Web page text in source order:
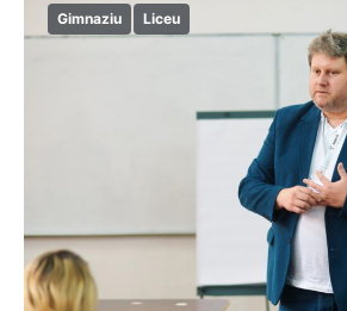
Gimnaziu Liceu